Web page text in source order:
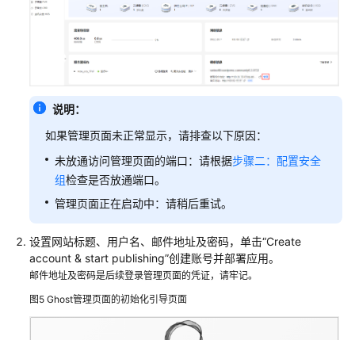
说明：
如果管理页面未正常显示，请排查以下原因：
未放通访问管理页面的端口：请根据步骤二：配置安全
组检查是否放通端口。
管理页面正在启动中：请稍后重试。
设置网站标题、用户名、邮件地址及密码，单击“Create
account & start publishing”创建账号并部署应用。
邮件地址及密码是后续登录管理页面的凭证，请牢记。
图5 Ghost管理页面的初始化引导页面